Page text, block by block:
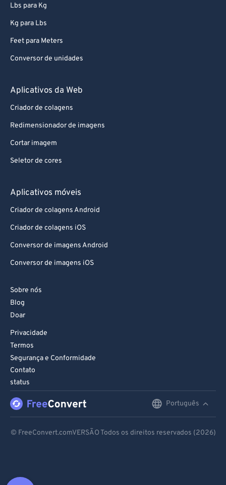
Lbs para Kg
Kg para Lbs
Feet para Meters
Conversor de unidades
Aplicativos da Web
Criador de colagens
Redimensionador de imagens
Cortar imagem
Seletor de cores
Aplicativos móveis
Criador de colagens Android
Criador de colagens iOS
Conversor de imagens Android
Conversor de imagens iOS
Sobre nós
Blog
Doar
Privacidade
Termos
Segurança e Conformidade
Contato
status
Português
© FreeConvert.comVERSÃO Todos os direitos reservados (2026)